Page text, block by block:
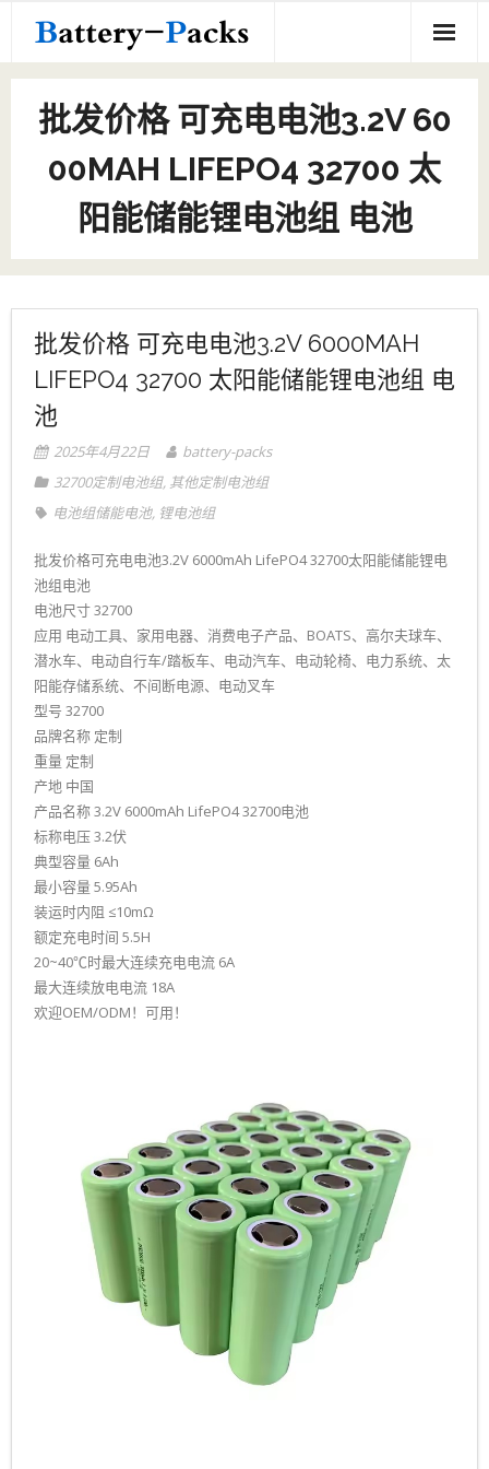
content
Home
18650定制电池组
定制电池组
- 18650定制电池组
- 其他定制电池组
- 21700定制电池组
- 16350定制电池组
- 16650定制电池组
- 18350定制电池组
- 18500定制电池组
- 13310定制电池组
- 14280定制电池组
- 14430定制电池组
- 26650定制电池组
- 14500定制电池组
- 32650定制电池组
- 14650定制电池组
- 32700定制电池组
关于我们
联系我们
批发价格 可充电电池3.2V 60
00MAH LIFEPO4 32700 太
阳能储能锂电池组 电池
批发价格 可充电电池3.2V 6000MAH
LIFEPO4 32700 太阳能储能锂电池组 电
池
2025年4月22日
battery-packs
32700定制电池组, 其他定制电池组
电池组储能电池, 锂电池组
批发价格可充电电池3.2V 6000mAh LifePO4 32700太阳能储能锂电
池组电池
电池尺寸 32700
应用 电动工具、家用电器、消费电子产品、BOATS、高尔夫球车、
潜水车、电动自行车/踏板车、电动汽车、电动轮椅、电力系统、太
阳能存储系统、不间断电源、电动叉车
型号 32700
品牌名称 定制
重量 定制
产地 中国
产品名称 3.2V 6000mAh LifePO4 32700电池
标称电压 3.2伏
典型容量 6Ah
最小容量 5.95Ah
装运时内阻 ≤10mΩ
额定充电时间 5.5H
20~40℃时最大连续充电电流 6A
最大连续放电电流 18A
欢迎OEM/ODM！可用！